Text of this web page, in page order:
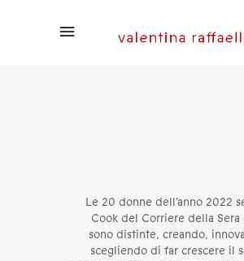
Le 20 donne dell’anno 2022
Cook del Corriere della Sera
sono distinte, creando,
scegliendo di far crescere il